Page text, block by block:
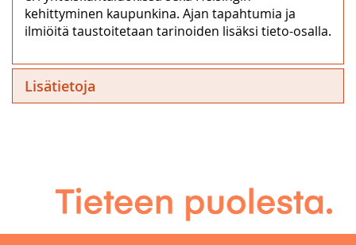
kehittyminen kaupunkina. Ajan tapahtumia ja
ilmiöitä taustoitetaan tarinoiden lisäksi tieto-osalla.
Lisätietoja